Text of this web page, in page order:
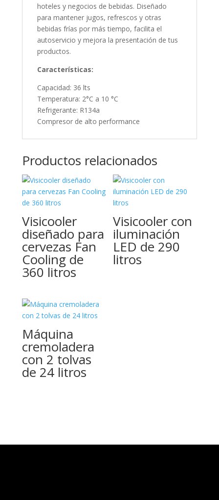
hoteles y negocios de bebidas. Diseñado
para mantener jugos, refrescos y otras
bebidas frías por más tiempo, facilita el
autoservicio y mejora la presentación de tus
productos.
Características:
Capacidad: 36 lts
Temperatura: 2°C a 10 °C
Refrigerante: R134a
Compresor de alto performance
Productos relacionados
Visicooler
diseñado para
cervezas Fan
Cooling de
360 litros
Visicooler con
iluminación
LED de 290
litros
Máquina
cremoladera
con 2 tolvas
de 24 litros